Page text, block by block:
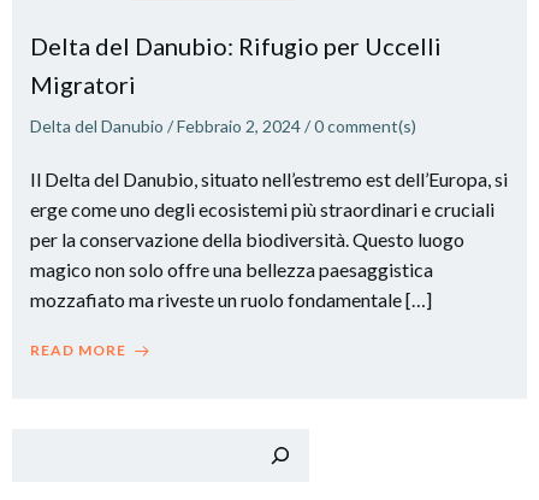
Delta del Danubio: Rifugio per Uccelli
Migratori
Delta del Danubio /Febbraio 2, 2024/0comment(s)
Il Delta del Danubio, situato nell’estremo est dell’Europa, si
erge come uno degli ecosistemi più straordinari e cruciali
per la conservazione della biodiversità. Questo luogo
magico non solo offre una bellezza paesaggistica
mozzafiato ma riveste un ruolo fondamentale […]
READ MORE